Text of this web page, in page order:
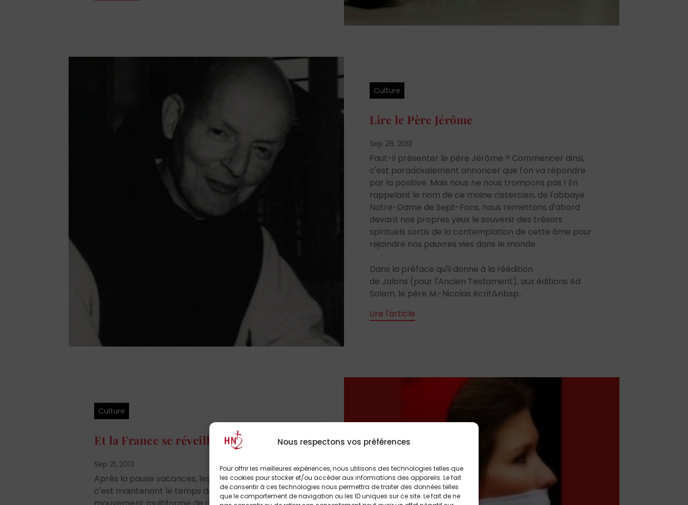
Nous respectons vos préférences
Pour offrir les meilleures expériences, nous utilisons des technologies telles que
les cookies pour stocker et/ou accéder aux informations des appareils. Le fait
de consentir à ces technologies nous permettra de traiter des données telles
que le comportement de navigation ou les ID uniques sur ce site. Le fait de ne
Culture
Lire le Père Jérôme
Sep 28, 2013
Faut-il présenter le père Jérôme ? Commencer ainsi,
c'est paradoxalement annoncer que l'on va répondre
par la positive. Mais nous ne nous trompons pas ! En
rappelant le nom de ce moine cistercien, de l'abbaye
Notre-Dame de Sept-Fons, nous remettons d'abord
devant nos propres yeux le souvenir des trésors
spirituels sortis de la contemplation de cette âme pour
rejoindre nos pauvres vies dans le monde.
Dans la préface qu'il donne à la réédition
de Jalons (pour l'Ancien Testament), aux éditions Ad
Solem, le père M.-Nicolas écrit&nbsp...
Lire l'article
Culture
Et la France se réveilla
Sep 21, 2013
Après la pause vacances, les résolutions de rentrée,
c'est maintenant le temps des interrogations. Le